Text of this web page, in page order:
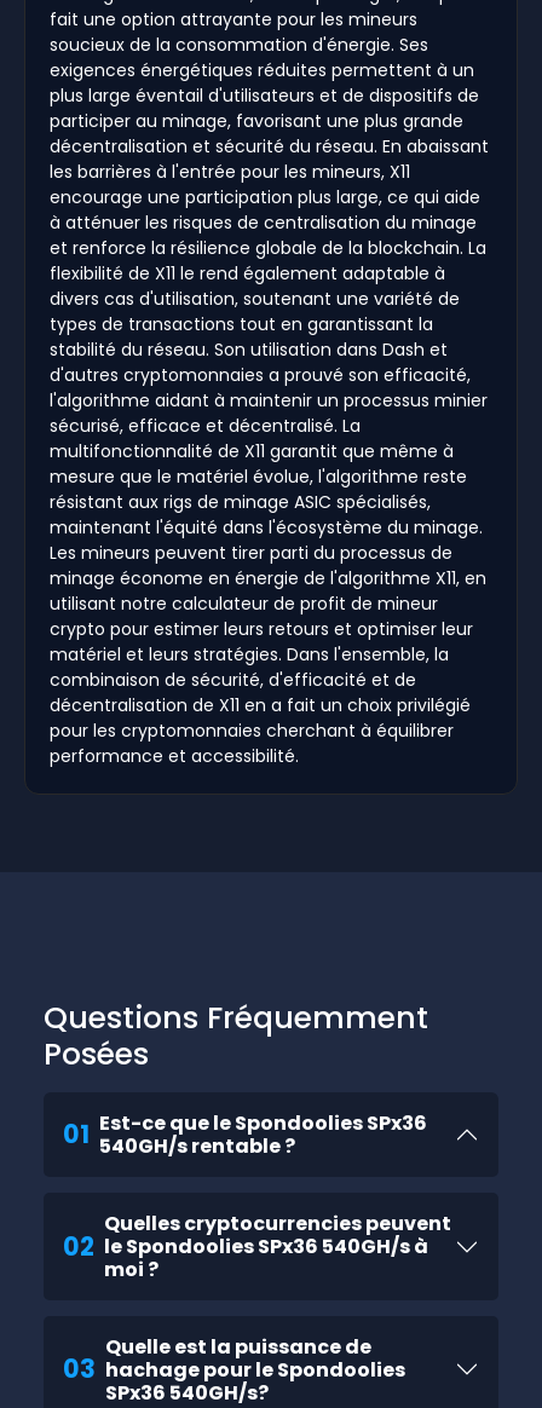
fait une option attrayante pour les mineurs
soucieux de la consommation d'énergie. Ses
exigences énergétiques réduites permettent à un
plus large éventail d'utilisateurs et de dispositifs de
participer au minage, favorisant une plus grande
décentralisation et sécurité du réseau. En abaissant
les barrières à l'entrée pour les mineurs, X11
encourage une participation plus large, ce qui aide
à atténuer les risques de centralisation du minage
et renforce la résilience globale de la blockchain. La
flexibilité de X11 le rend également adaptable à
divers cas d'utilisation, soutenant une variété de
types de transactions tout en garantissant la
stabilité du réseau. Son utilisation dans Dash et
d'autres cryptomonnaies a prouvé son efficacité,
l'algorithme aidant à maintenir un processus minier
sécurisé, efficace et décentralisé. La
multifonctionnalité de X11 garantit que même à
mesure que le matériel évolue, l'algorithme reste
résistant aux rigs de minage ASIC spécialisés,
maintenant l'équité dans l'écosystème du minage.
Les mineurs peuvent tirer parti du processus de
minage économe en énergie de l'algorithme X11, en
utilisant notre calculateur de profit de mineur
crypto pour estimer leurs retours et optimiser leur
matériel et leurs stratégies. Dans l'ensemble, la
combinaison de sécurité, d'efficacité et de
décentralisation de X11 en a fait un choix privilégié
pour les cryptomonnaies cherchant à équilibrer
performance et accessibilité.
Questions Fréquemment
Posées
01 Est-ce que le Spondoolies SPx36
540GH/s rentable ?
02
Quelles cryptocurrencies peuvent
le Spondoolies SPx36 540GH/s à
moi ?
03
Quelle est la puissance de
hachage pour le Spondoolies
SPx36 540GH/s?